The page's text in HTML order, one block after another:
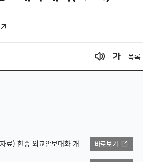
목록
료) 한중 외교안보대화 개
바로보기